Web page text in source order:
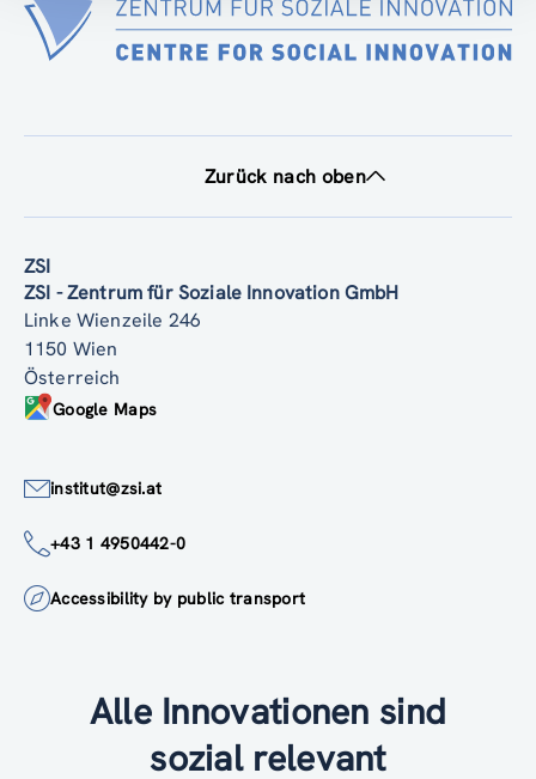
Zurück nach oben
ZSI
ZSI - Zentrum für Soziale Innovation GmbH
Linke Wienzeile 246
1150 Wien
Österreich
Google Maps
institut@zsi.at
+43 1 4950442-0
Accessibility by public transport
Alle Innovationen sind
sozial relevant